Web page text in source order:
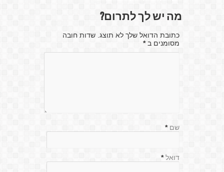
מה יש לך לתרום?
כתובת הדואל שלך לא תוצג. שדות חובה
מסומנים ב*
שם *
דואל *